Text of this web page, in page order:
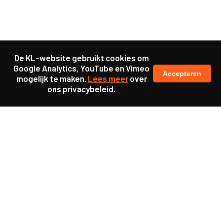
De KL-website gebruikt cookies om
Google Analytics, YouTube en Vimeo
mogelijk te maken. Lees meerover
ons privacybeleid.
Accepteren